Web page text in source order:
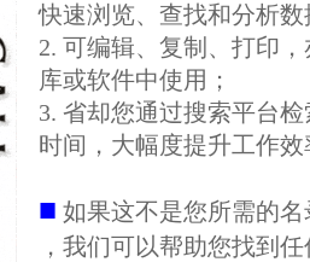
快速浏览、查找和分析数
2. 可编辑、复制、打印
库或软件中使用；
3. 省却您通过搜索平台
时间，大幅度提升工作效
■ 如果这不是您所需的
，我们可以帮助您找到